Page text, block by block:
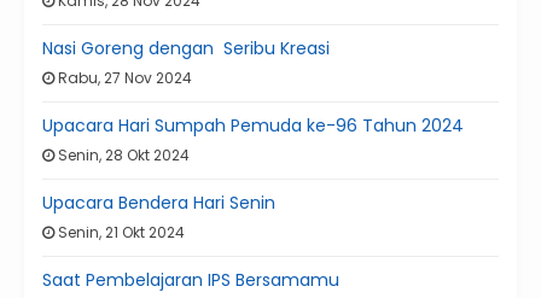
Nasi Goreng dengan Seribu Kreasi
Rabu, 27 Nov 2024
Upacara Hari Sumpah Pemuda ke-96 Tahun 2024
Senin, 28 Okt 2024
Upacara Bendera Hari Senin
Senin, 21 Okt 2024
Saat Pembelajaran IPS Bersamamu